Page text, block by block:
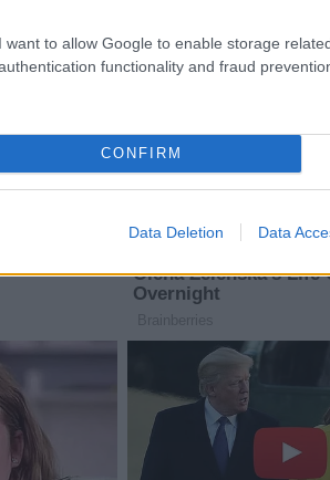
I want to allow Google to enable storage
functionality and fraud
CONFIRM
Data Deletion Data